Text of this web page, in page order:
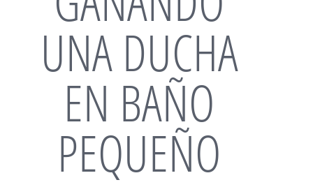
UNA DUCHA
EN BAÑO
PEQUEÑO